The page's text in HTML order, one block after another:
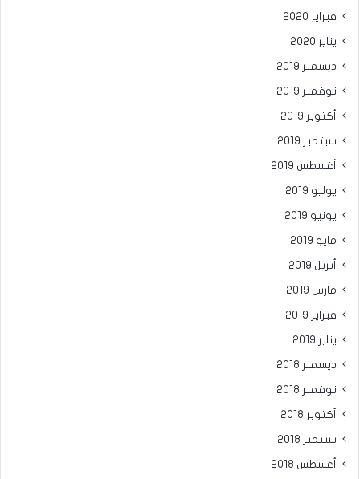
فبراير 2020
يناير 2020
ديسمبر 2019
نوفمبر 2019
أكتوبر 2019
سبتمبر 2019
أغسطس 2019
يوليو 2019
يونيو 2019
مايو 2019
أبريل 2019
مارس 2019
فبراير 2019
يناير 2019
ديسمبر 2018
نوفمبر 2018
أكتوبر 2018
سبتمبر 2018
أغسطس 2018